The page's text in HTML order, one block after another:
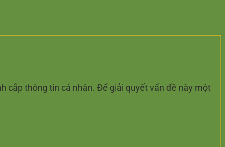
cắp thông tin cá nhân. Để giải quyết vấn đề này một